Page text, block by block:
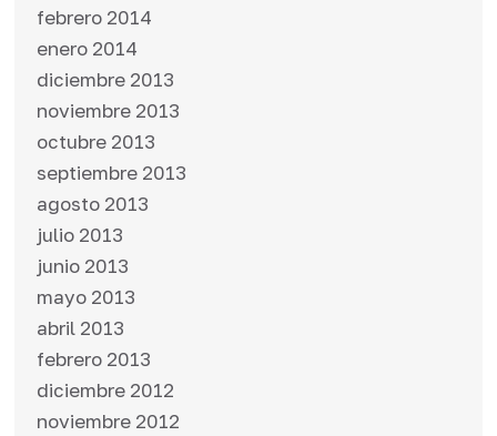
febrero 2014
enero 2014
diciembre 2013
noviembre 2013
octubre 2013
septiembre 2013
agosto 2013
julio 2013
junio 2013
mayo 2013
abril 2013
febrero 2013
diciembre 2012
noviembre 2012